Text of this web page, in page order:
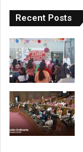
Recent Posts